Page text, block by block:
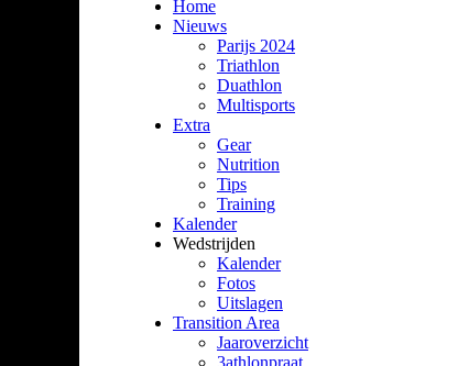
Home
Nieuws
Parijs 2024
Triathlon
Duathlon
Multisports
Extra
Gear
Nutrition
Tips
Training
Kalender
Wedstrijden
Kalender
Fotos
Uitslagen
Transition Area
Jaaroverzicht